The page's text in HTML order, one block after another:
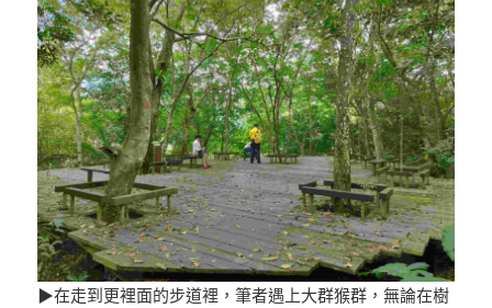
▶在走到更裡面的步道裡，筆者遇上大群猴群，無論在樹